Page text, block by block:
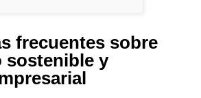
frecuentes sobre
sostenible y